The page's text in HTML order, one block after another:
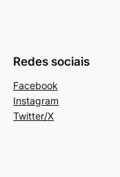
Redes sociais
Facebook
Instagram
Twitter/X